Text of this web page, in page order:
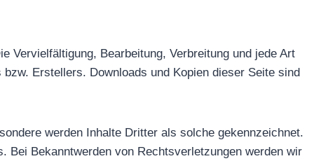
Vervielfältigung, Bearbeitung, Verbreitung und jede Art
Erstellers. Downloads und Kopien dieser Seite sind
werden Inhalte Dritter als solche gekennzeichnet.
Bei Bekanntwerden von Rechtsverletzungen werden wir